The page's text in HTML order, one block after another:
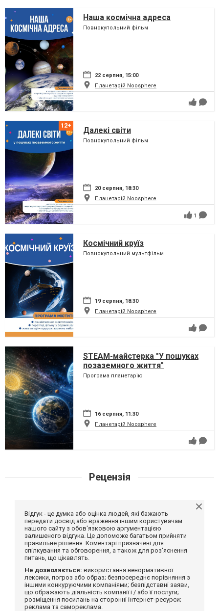
Наша космічна адреса
Повнокупольний фільм
22 серпня, 15:00
Планетарій Noosphere
Далекі світи
Повнокупольний фільм
20 серпня, 18:30
Планетарій Noosphere
1
Космічний круїз
Повнокупольний мультфільм
19 серпня, 18:30
Планетарій Noosphere
STEAM-майстерка "У пошуках
позаземного життя"
Програма планетарію
16 серпня, 11:30
Планетарій Noosphere
Рецензія
Відгук - це думка або оцінка людей, які бажають
передати досвід або враження іншим користувачам
нашого сайту з обов'язковою аргументацією
залишеного відгука. Це допоможе багатьом прийняти
правильне рішення. Коментарі призначені для
спілкування та обговорення, а також для роз'яснення
питань, що цікавлять.
Не дозволяється: використання ненормативної
лексики, погроз або образ; безпосереднє порівняння з
іншими конкуруючими компаніями; безпідставні заяви,
що ображають діяльність компанії і / або її послуги;
розміщення посилань на сторонні інтернет-ресурси;
реклама та самореклама.